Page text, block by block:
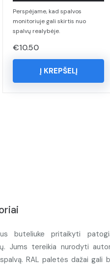
Perspėjame, kad spalvos
monitoriuje gali skirtis nuo
spalvų realybėje.
€10.50
Į KREPŠELĮ
buteliuke pritaikyti
Jums tereikia nurodyti
RAL paletės dažai gali